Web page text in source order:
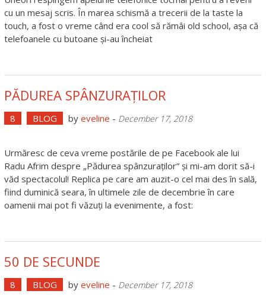
cu un mesaj scris. În marea schismă a trecerii de la taste la
touch, a fost o vreme când era cool să rămâi old school, așa că
telefoanele cu butoane și-au încheiat
PĂDUREA SPÂNZURAȚILOR
8 BLOG by eveline - December 17, 2018
Urmăresc de ceva vreme postările de pe Facebook ale lui
Radu Afrim despre „Pădurea spânzuraților” și mi-am dorit să-i
văd spectacolul! Replica pe care am auzit-o cel mai des în sală,
fiind duminică seara, în ultimele zile de decembrie în care
oamenii mai pot fi văzuți la evenimente, a fost:
50 DE SECUNDE
8 BLOG by eveline - December 17, 2018